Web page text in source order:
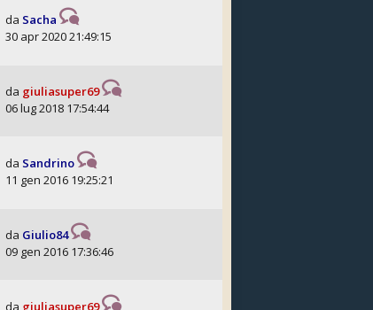
da Sacha
30 apr 2020 21:49:15
da giuliasuper69
06 lug 2018 17:54:44
da Sandrino
11 gen 2016 19:25:21
da Giulio84
09 gen 2016 17:36:46
da giuliasuper69